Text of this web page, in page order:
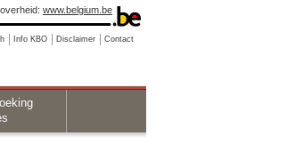
www.belgium.be
Info KBO Disclaimer Contact